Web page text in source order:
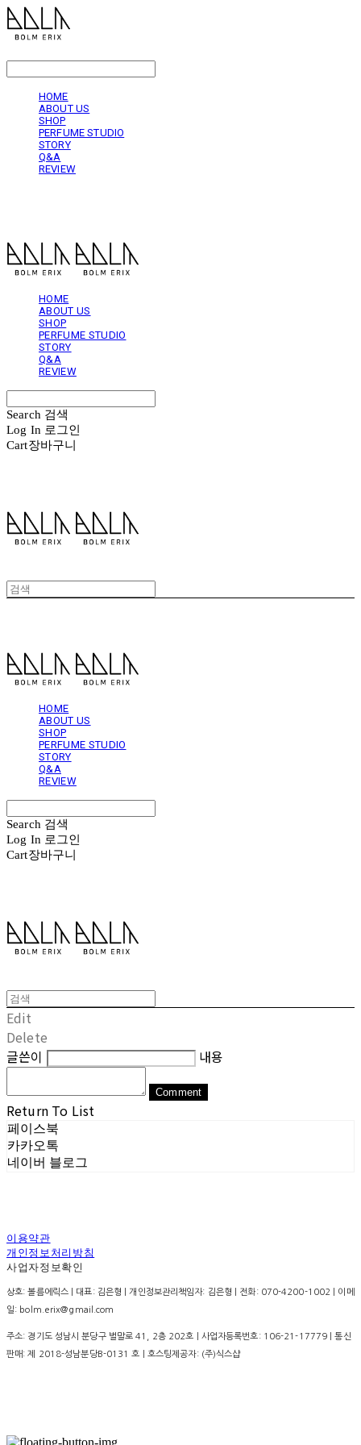
HOME
ABOUT US
SHOP
PERFUME STUDIO
STORY
Q&A
REVIEW
HOME
ABOUT US
SHOP
PERFUME STUDIO
STORY
Q&A
REVIEW
Search 검색
Log In 로그인
Cart장바구니
HOME
ABOUT US
SHOP
PERFUME STUDIO
STORY
Q&A
REVIEW
Search 검색
Log In 로그인
Cart장바구니
Edit
Delete
글쓴이
내용
Comment
Return To List
페이스북
카카오톡
네이버 블로그
이용약관
개인정보처리방침
사업자정보확인
상호: 볼름에릭스 | 대표: 김은형 | 개인정보관리책임자: 김은형 | 전화: 070-4200-1002 | 이메
일: bolm.erix@gmail.com
주소: 경기도 성남시 분당구 벌말로 41, 2층 202호 | 사업자등록번호: 106-21-17779 | 통신
판매:제 2018-성남분당B-0131 호 | 호스팅제공자: (주)식스샵